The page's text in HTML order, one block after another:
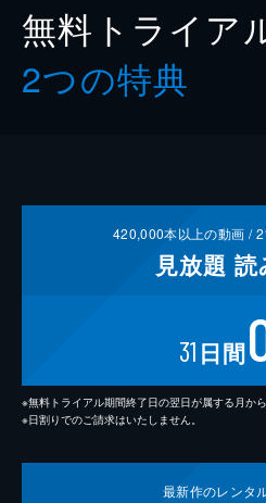
無料トライア
2つの特典
420,000本以上の動画 /
見放題 読
31 日間
※無料トライアル期間終了日の翌日が属する月か
※日割りでのご請求はいたしません。
最新作のレンタ